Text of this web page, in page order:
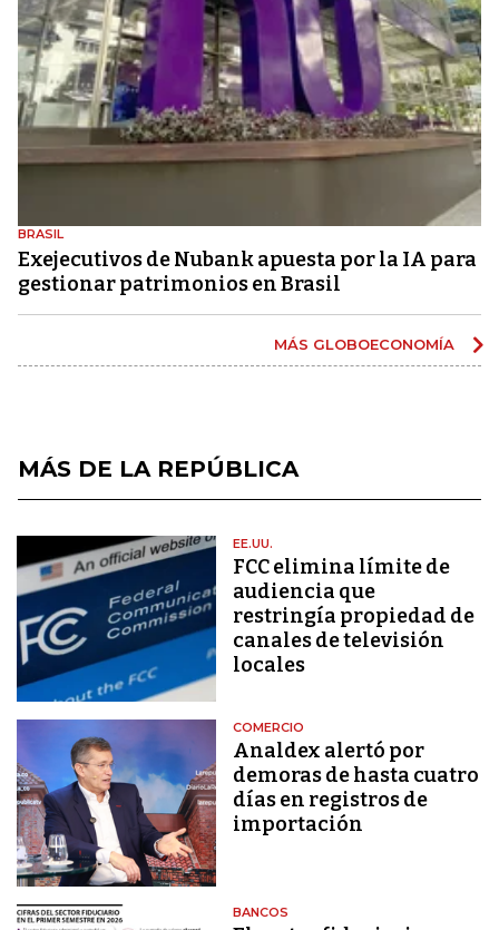
BRASIL
Exejecutivos de Nubank apuesta por la IA para
gestionar patrimonios en Brasil
MÁS GLOBOECONOMÍA
MÁS DE LA REPÚBLICA
EE.UU.
FCC elimina límite de
audiencia que
restringía propiedad de
canales de televisión
locales
COMERCIO
Analdex alertó por
demoras de hasta cuatro
días en registros de
importación
BANCOS